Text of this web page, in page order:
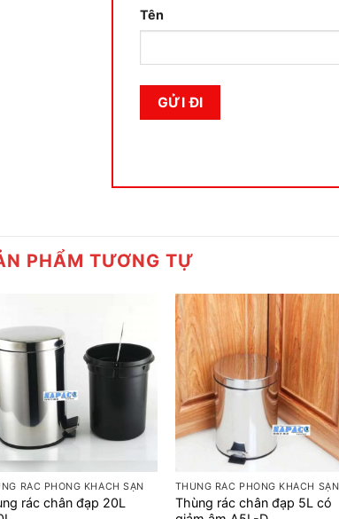
Tên
PHẨM TƯƠNG TỰ
RÁC PHÒNG KHÁCH SẠN
rác chân đạp 20L
THÙNG RÁC PHÒNG KHÁCH SẠN
Thùng rác chân đạp 5L có